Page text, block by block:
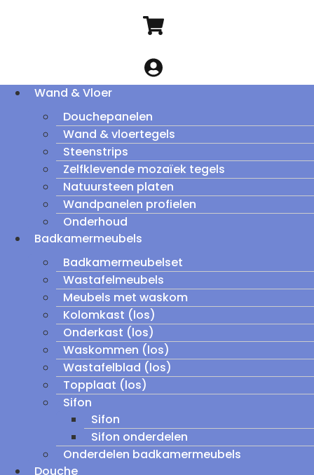
Wand & Vloer
Douchepanelen
Wand & vloertegels
Steenstrips
Zelfklevende mozaïek tegels
Natuursteen platen
Wandpanelen profielen
Onderhoud
Badkamermeubels
Badkamermeubelset
Wastafelmeubels
Meubels met waskom
Kolomkast (los)
Onderkast (los)
Waskommen (los)
Wastafelblad (los)
Topplaat (los)
Sifon
Sifon
Sifon onderdelen
Onderdelen badkamermeubels
Douche